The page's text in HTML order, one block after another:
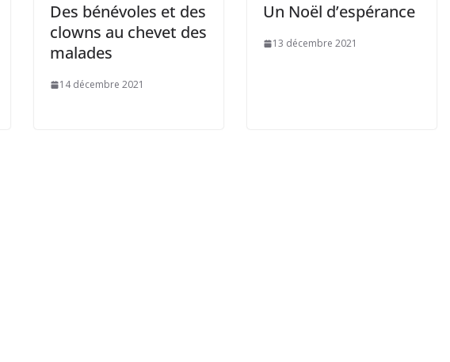
Des bénévoles et des
clowns au chevet des
malades
14 décembre 2021
Un Noël d’espérance
13 décembre 2021